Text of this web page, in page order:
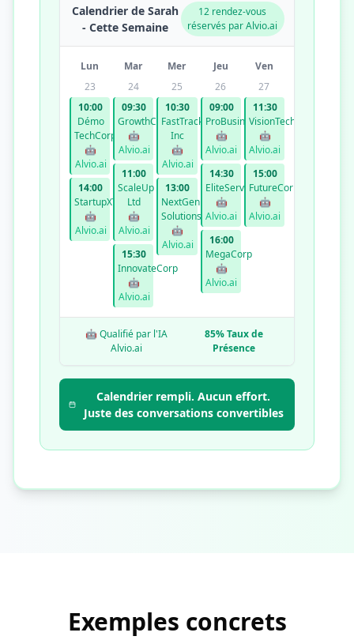
Calendrier de Sarah
- Cette Semaine
12 rendez-vous
réservés par Alvio.ai
Lun Mar Mer Jeu
Ven
23
10:00
Démo
TechCorp
🤖
Alvio.ai
14:00
StartupXYZ
🤖
Alvio.ai
24
09:30
GrowthCo
🤖
Alvio.ai
11:00
ScaleUp
Ltd
🤖
Alvio.ai
15:30
InnovateCorp
🤖
Alvio.ai
25
10:30
FastTrack
Inc
🤖
Alvio.ai
13:00
NextGen
Solutions
🤖
Alvio.ai
26
09:00
ProBusiness
🤖
Alvio.ai
14:30
EliteServices
🤖
Alvio.ai
16:00
MegaCorp
🤖
Alvio.ai
27
11:30
VisionTech
🤖
Alvio.ai
15:00
FutureCorp
🤖
Alvio.ai
🤖 Qualifié par l'IA
Alvio.ai
85% Taux de
Présence
Calendrier rempli. Aucun effort.
Juste des conversations convertibles
Exemples concrets